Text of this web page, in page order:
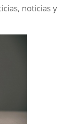
noticias y